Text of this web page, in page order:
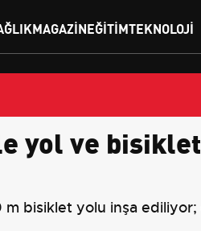
MAGAZINEĞITIMTEKNOLOJI
yol ve
bisiklet yolu inşa ediliyor;